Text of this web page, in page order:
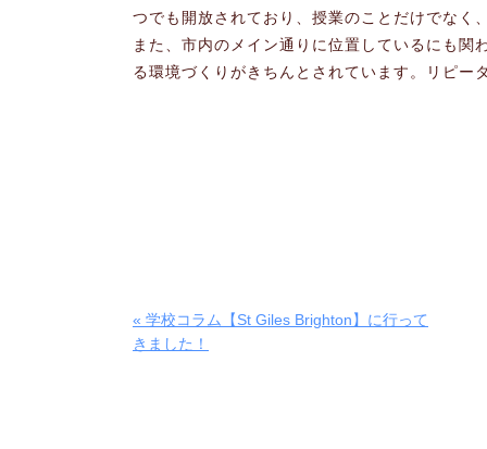
つでも開放されており、授業のことだけでなく
また、市内のメイン通りに位置しているにも関
る環境づくりがきちんとされています。リピー
« 学校コラム【St Giles Brighton】に行って
きました！